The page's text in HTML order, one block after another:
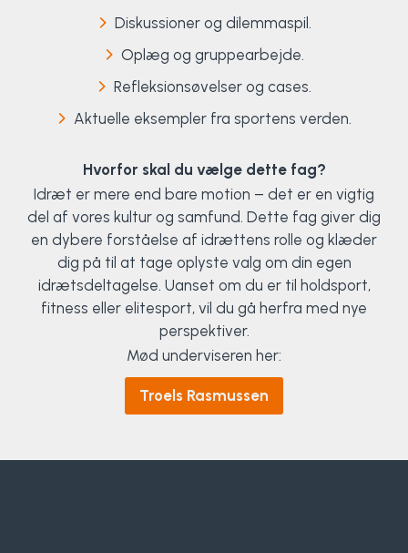
Diskussioner og dilemmaspil.
Oplæg og gruppearbejde.
Refleksionsøvelser og cases.
Aktuelle eksempler fra sportens verden.
Hvorfor skal du vælge dette fag?
Idræt er mere end bare motion – det er en vigtig
del af vores kultur og samfund. Dette fag giver dig
en dybere forståelse af idrættens rolle og klæder
dig på til at tage oplyste valg om din egen
idrætsdeltagelse. Uanset om du er til holdsport,
fitness eller elitesport, vil du gå herfra med nye
perspektiver.
Mød underviseren her:
Troels Rasmussen